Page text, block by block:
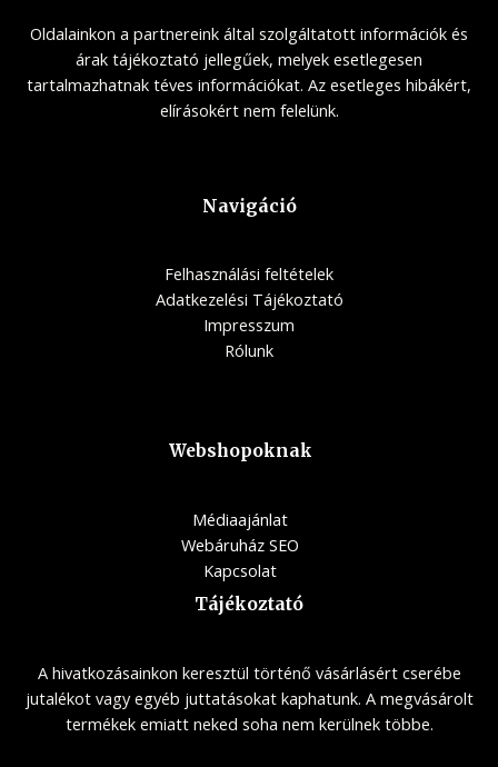
Oldalainkon a partnereink által szolgáltatott információk és
árak tájékoztató jellegűek, melyek esetlegesen
tartalmazhatnak téves információkat. Az esetleges hibákért,
elírásokért nem felelünk.
Navigáció
Felhasználási feltételek
Adatkezelési Tájékoztató
Impresszum
Rólunk
Webshopoknak
Médiaajánlat
Webáruház SEO
Kapcsolat
Tájékoztató
A hivatkozásainkon keresztül történő vásárlásért cserébe
jutalékot vagy egyéb juttatásokat kaphatunk. A megvásárolt
termékek emiatt neked soha nem kerülnek többe.